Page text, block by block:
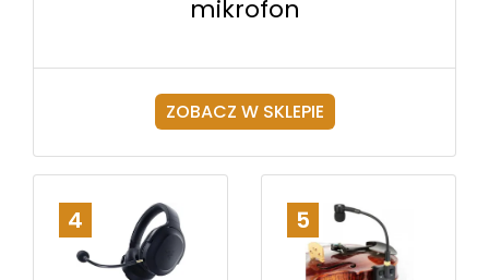
mikrofon
ZOBACZ W SKLEPIE
4 5